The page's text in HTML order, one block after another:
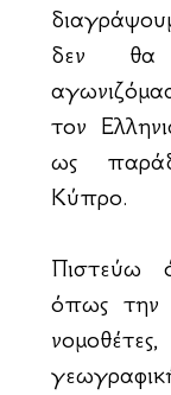
δεν θα
τον
ως
Κύπρο.
Πιστεύω
όπως την